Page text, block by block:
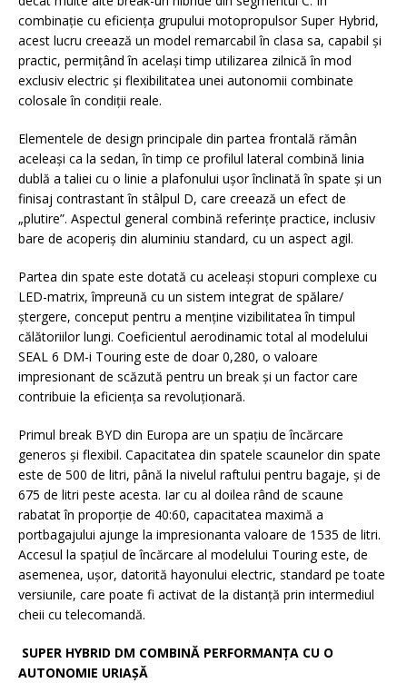
combinație cu eficiența grupului motopropulsor Super Hybrid,
acest lucru creează un model remarcabil în clasa sa, capabil și
practic, permițând în același timp utilizarea zilnică în mod
exclusiv electric și flexibilitatea unei autonomii combinate
colosale în condiții reale.
Elementele de design principale din partea frontală rămân
aceleași ca la sedan, în timp ce profilul lateral combină linia
dublă a taliei cu o linie a plafonului ușor înclinată în spate și un
finisaj contrastant în stâlpul D, care creează un efect de
„plutire”. Aspectul general combină referințe practice, inclusiv
bare de acoperiș din aluminiu standard, cu un aspect agil.
Partea din spate este dotată cu aceleași stopuri complexe cu
LED-matrix, împreună cu un sistem integrat de spălare/
ștergere, conceput pentru a menține vizibilitatea în timpul
călătoriilor lungi. Coeficientul aerodinamic total al modelului
SEAL 6 DM-i Touring este de doar 0,280, o valoare
impresionant de scăzută pentru un break și un factor care
contribuie la eficiența sa revoluționară.
Primul break BYD din Europa are un spațiu de încărcare
generos și flexibil. Capacitatea din spatele scaunelor din spate
este de 500 de litri, până la nivelul raftului pentru bagaje, și de
675 de litri peste acesta. Iar cu al doilea rând de scaune
rabatat în proporție de 40:60, capacitatea maximă a
portbagajului ajunge la impresionanta valoare de 1535 de litri.
Accesul la spațiul de încărcare al modelului Touring este, de
asemenea, ușor, datorită hayonului electric, standard pe toate
versiunile, care poate fi activat de la distanță prin intermediul
cheii cu telecomandă.
SUPER HYBRID DM COMBINĂ PERFORMANȚA CU O
AUTONOMIE URIAȘĂ